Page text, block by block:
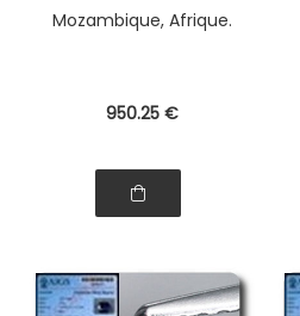
Mozambique, Afrique.
950.25 €